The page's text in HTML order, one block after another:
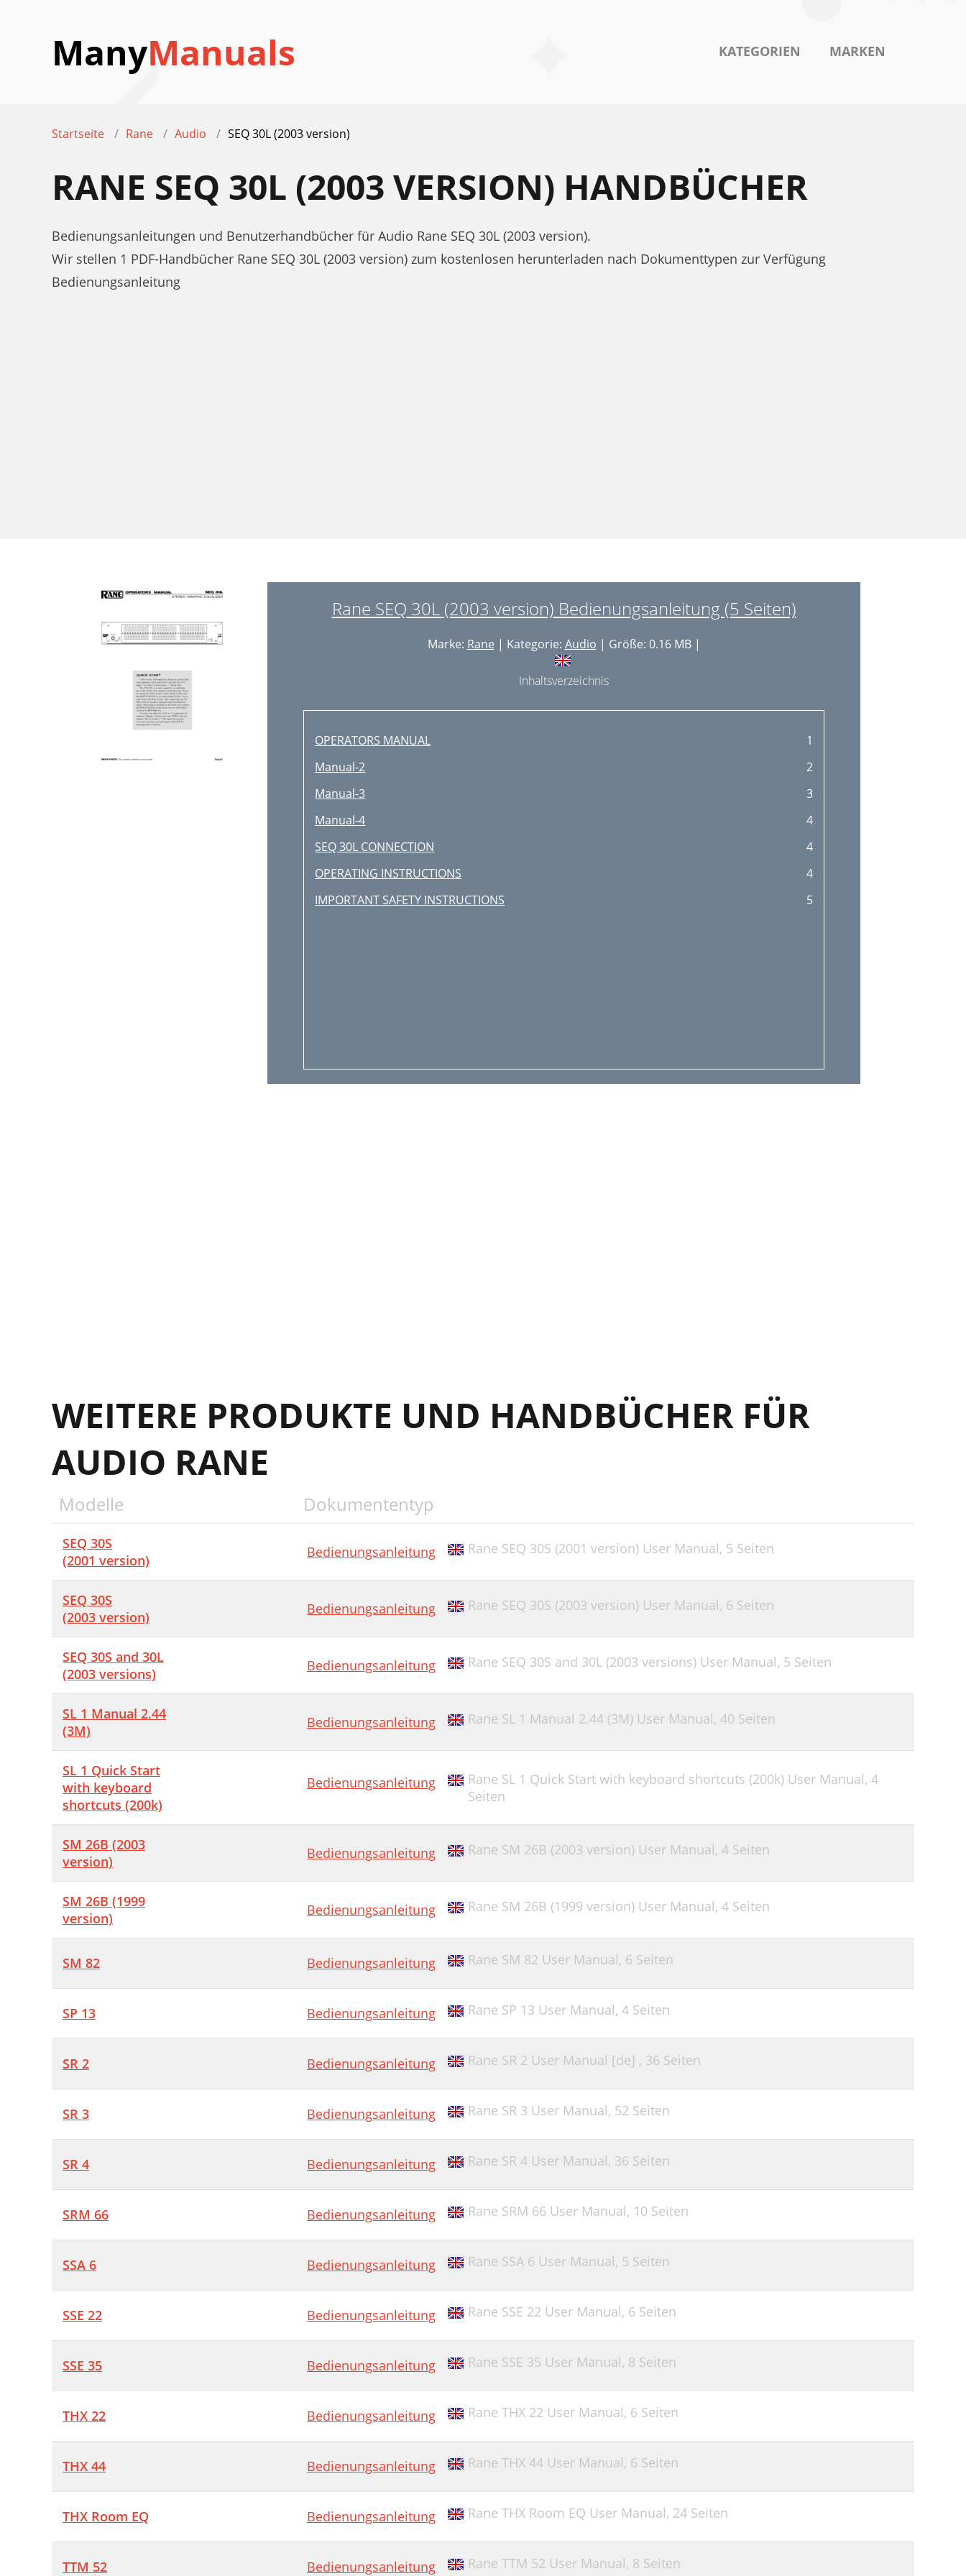
ManyManuals KATEGORIEN MARKEN
Startseite Rane Audio SEQ 30L (2003 version)
RANE SEQ 30L (2003 VERSION) HANDBÜCHER
Bedienungsanleitungen und Benutzerhandbücher für Audio Rane SEQ 30L (2003 version).
Wir stellen 1 PDF-Handbücher Rane SEQ 30L (2003 version) zum kostenlosen herunterladen nach Dokumenttypen zur Verfügung
Bedienungsanleitung
Rane SEQ 30L (2003 version) Bedienungsanleitung (5 Seiten)
Marke: Rane | Kategorie: Audio | Größe: 0.16 MB |
Inhaltsverzeichnis
OPERATORS MANUAL
1
Manual-2
2
Manual-3
3
Manual-4
4
SEQ 30L CONNECTION
4
OPERATING INSTRUCTIONS
4
IMPORTANT SAFETY INSTRUCTIONS
5
WEITERE PRODUKTE UND HANDBÜCHER FÜR
AUDIO RANE
Modelle Dokumententyp
SEQ 30S
(2001 version)
Bedienungsanleitung Rane SEQ 30S (2001 version) User Manual, 5 Seiten
SEQ 30S
(2003 version)
Bedienungsanleitung Rane SEQ 30S (2003 version) User Manual, 6 Seiten
SEQ 30S and 30L
(2003 versions)
Bedienungsanleitung Rane SEQ 30S and 30L (2003 versions) User Manual, 5 Seiten
SL 1 Manual 2.44
(3M)
Bedienungsanleitung Rane SL 1 Manual 2.44 (3M) User Manual, 40 Seiten
SL 1 Quick Start
with keyboard
shortcuts (200k)
Bedienungsanleitung Rane SL 1 Quick Start with keyboard shortcuts (200k) User Manual, 4
Seiten
SM 26B (2003
version)
Bedienungsanleitung Rane SM 26B (2003 version) User Manual, 4 Seiten
SM 26B (1999
version)
Bedienungsanleitung Rane SM 26B (1999 version) User Manual, 4 Seiten
SM 82 Bedienungsanleitung Rane SM 82 User Manual, 6 Seiten
SP 13 Bedienungsanleitung Rane SP 13 User Manual, 4 Seiten
SR 2 Bedienungsanleitung Rane SR 2 User Manual [de] , 36 Seiten
SR 3 Bedienungsanleitung Rane SR 3 User Manual, 52 Seiten
SR 4 Bedienungsanleitung Rane SR 4 User Manual, 36 Seiten
SRM 66 Bedienungsanleitung Rane SRM 66 User Manual, 10 Seiten
SSA 6 Bedienungsanleitung Rane SSA 6 User Manual, 5 Seiten
SSE 22 Bedienungsanleitung Rane SSE 22 User Manual, 6 Seiten
SSE 35 Bedienungsanleitung Rane SSE 35 User Manual, 8 Seiten
THX 22 Bedienungsanleitung Rane THX 22 User Manual, 6 Seiten
THX 44 Bedienungsanleitung Rane THX 44 User Manual, 6 Seiten
THX Room EQ Bedienungsanleitung Rane THX Room EQ User Manual, 24 Seiten
TTM 52 Bedienungsanleitung Rane TTM 52 User Manual, 8 Seiten